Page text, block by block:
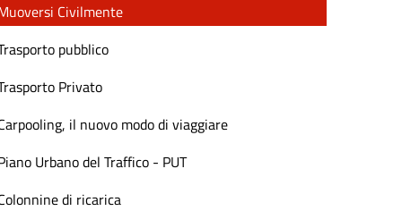
Civilmente
pubblico
Privato
il nuovo modo di viaggiare
Urbano del Traffico - PUT
di ricarica